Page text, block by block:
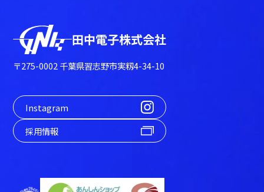
田中電子株式会社
〒275-0002 千葉県習志野市実籾4-34-10
Instagram
採用情報